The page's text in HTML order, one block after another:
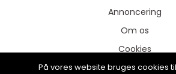
Annoncering
Om os
Cookies
Kontakt os
På vores website bruges cookies